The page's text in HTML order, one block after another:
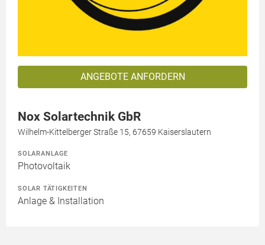
ANGEBOTE ANFORDERN
Nox Solartechnik GbR
Wilhelm-Kittelberger Straße 15, 67659 Kaiserslautern
SOLARANLAGE
Photovoltaik
SOLAR TÄTIGKEITEN
Anlage & Installation